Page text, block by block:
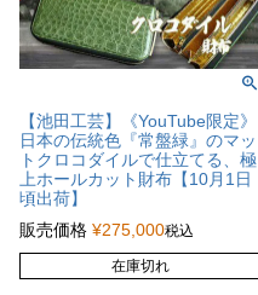
【池田工芸】《YouTube限定》
日本の伝統色『常盤緑』のマッ
トクロコダイルで仕立てる、極
上ホールカット財布【10月1日
頃出荷】
販売価格 ¥275,000税込
在庫切れ